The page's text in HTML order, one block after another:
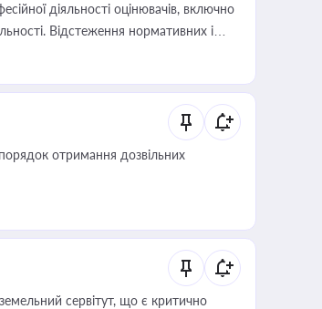
діяльності оцінювачів, включно
Відстеження нормативних і
під час оподаткування,
оціночної діяльності
отримання дозвільних
сервітут, що є критично